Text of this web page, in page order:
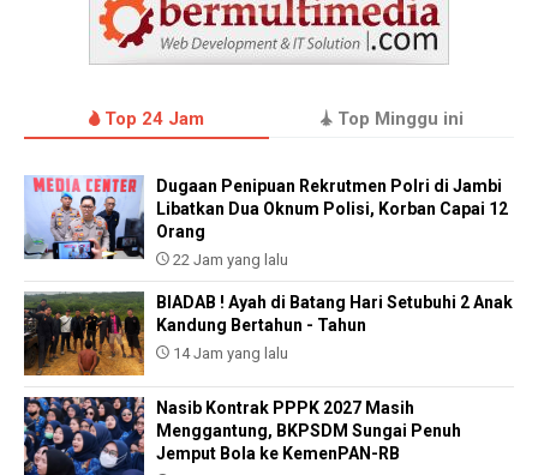
Top 24 Jam Top Minggu ini
Dugaan Penipuan Rekrutmen Polri di Jambi
Libatkan Dua Oknum Polisi, Korban Capai 12
Orang
22 Jam yang lalu
BIADAB ! Ayah di Batang Hari Setubuhi 2 Anak
Kandung Bertahun - Tahun
14 Jam yang lalu
Nasib Kontrak PPPK 2027 Masih
Menggantung, BKPSDM Sungai Penuh
Jemput Bola ke KemenPAN-RB